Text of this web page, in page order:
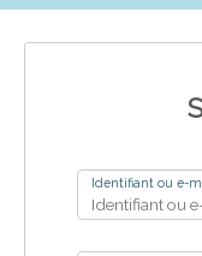
Identifiant ou e-